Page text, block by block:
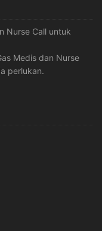
Nurse Call untuk
Medis dan Nurse
perlukan.